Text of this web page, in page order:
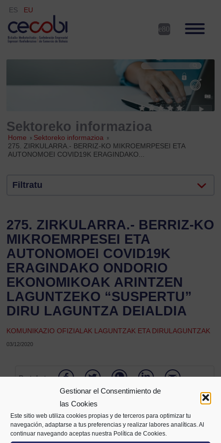
Gestionar el Consentimiento de
las Cookies
Este sitio web utiliza cookies propias y de terceros para optimizar tu
navegación, adaptarse a tus preferencias y realizar labores analíticas. Al
continuar navegando aceptas nuestra Política de Cookies.
ES EU
Sektoreko informazioa
Home » Sektoreko informazioa »
275. ZIRKULARRA.- BERRIZ-KO MIKROEMRPESEI ETA
AUTONOMOEI COVID19K ERAGINDAKO...
Filtratu
275. ZIRKULARRA.- BERRIZ-KO
MIKROEMRPESEI ETA
AUTONOMOEI COVID19K
ERAGINDAKO ONDORIO
EKONOMIKOAK ARINTZEN
LAGUNTZEKO “SUSPERTU”
DIRU LAGUNTZA DEIALDIA
KOMUNIKAZIO OFIZIALAK LAGUNTZAK ETA DIRULAGUNTZAK
03/12/2020
Partekatu